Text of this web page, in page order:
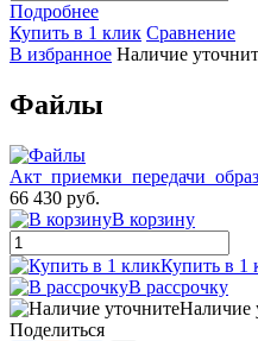
Подробнее
Купить в 1 клик Сравнение
В избранное Наличие
Файлы
66 430 руб.
В корзину
Купить в 1
В рассрочку
Наличие
Поделиться